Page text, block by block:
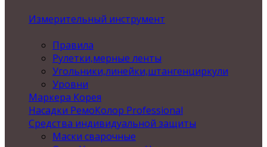
Измерительный инструмент
Правила
Рулетки,мерные ленты
Угольники,линейки,штангенциркули
Уровни
Маркера Корея
Насадки РемоКолор Professional
Средства индивидуальной защиты
Маски сварочные